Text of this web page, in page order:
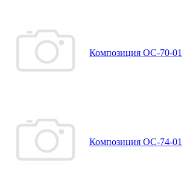
Композиция ОС-70-01
Композиция ОС-74-01